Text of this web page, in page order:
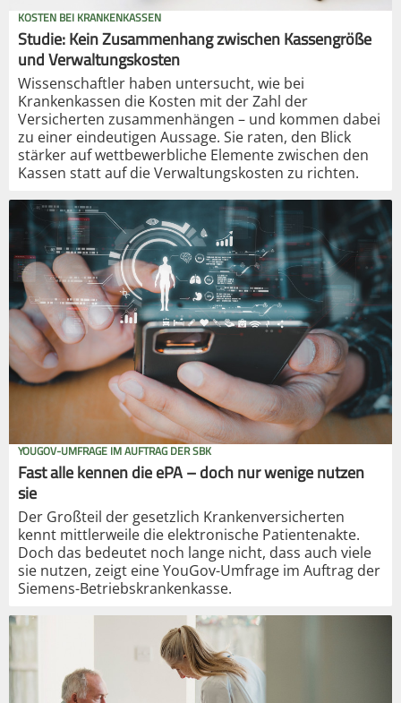
KOSTEN BEI KRANKENKASSEN
Studie: Kein Zusammenhang zwischen Kassengröße
und Verwaltungskosten
Wissenschaftler haben untersucht, wie bei
Krankenkassen die Kosten mit der Zahl der
Versicherten zusammenhängen – und kommen dabei
zu einer eindeutigen Aussage. Sie raten, den Blick
stärker auf wettbewerbliche Elemente zwischen den
Kassen statt auf die Verwaltungskosten zu richten.
YOUGOV-UMFRAGE IM AUFTRAG DER SBK
Fast alle kennen die ePA – doch nur wenige nutzen
sie
Der Großteil der gesetzlich Krankenversicherten
kennt mittlerweile die elektronische Patientenakte.
Doch das bedeutet noch lange nicht, dass auch viele
sie nutzen, zeigt eine YouGov-Umfrage im Auftrag der
Siemens-Betriebskrankenkasse.